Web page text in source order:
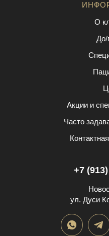
До/
О
+7
Акции и
ул. Дуси
Часто